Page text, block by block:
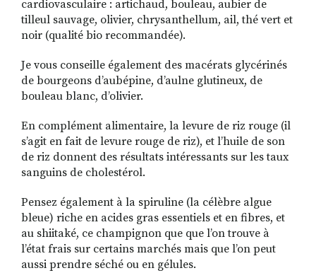
cardiovasculaire : artichaud, bouleau, aubier de
tilleul sauvage, olivier, chrysanthellum, ail, thé vert et
noir (qualité bio recommandée).
Je vous conseille également des macérats glycérinés
de bourgeons d’aubépine, d’aulne glutineux, de
bouleau blanc, d’olivier.
En complément alimentaire, la levure de riz rouge (il
s’agit en fait de levure rouge de riz), et l’huile de son
de riz donnent des résultats intéressants sur les taux
sanguins de cholestérol.
Pensez également à la spiruline (la célèbre algue
bleue) riche en acides gras essentiels et en fibres, et
au shiitaké, ce champignon que que l’on trouve à
l’état frais sur certains marchés mais que l’on peut
aussi prendre séché ou en gélules.